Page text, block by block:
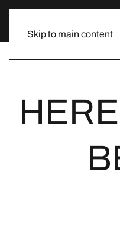
Skip to main content